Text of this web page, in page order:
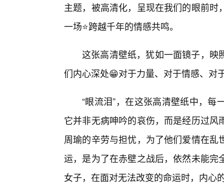
主题，被高清化，呈现在我们的眼前
一场⭐跨越千年的情感共鸣。
这张高清壁纸，犹如一面镜子，映
们内心深处😁对于力量、对于情感、对
“眼流泪”，在这张高清壁纸中，
它并非无病呻吟的哀伤，而是经历过
周瑜的辛劳与担忧，为了他们爱情在
运，是为了在赤壁之战后，依然未能
女子，在面对无法改变的命运时，内心